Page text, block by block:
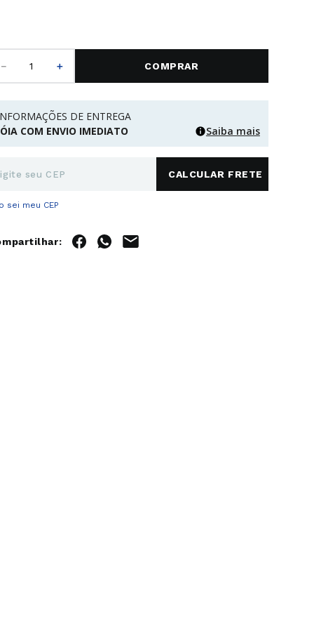
＋ COMPRAR
DE ENTREGA
COM ENVIO IMEDIATO
Saiba mais
sei meu CEP